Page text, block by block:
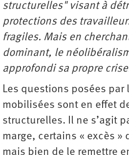
structurelles" visant à
protections des
fragiles. Mais en
dominant, le
approfondi sa propre
Les questions posées
mobilisées sont en effet
structurelles. Il ne s’agit
marge, certains « excès »
mais bien de le remettre